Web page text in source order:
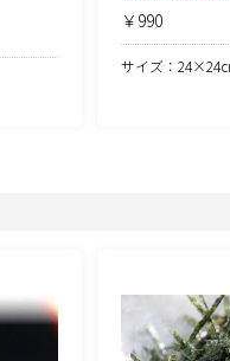
￥990
サイズ：